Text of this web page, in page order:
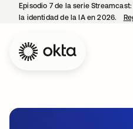
Episodio 7 de la serie
la identidad de la IA en 2026.